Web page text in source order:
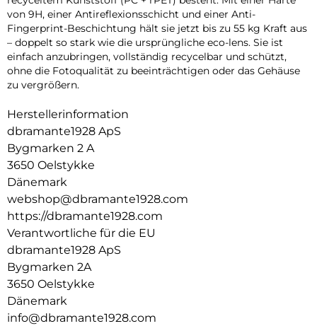
von 9H, einer Antireflexionsschicht und einer Anti-
Fingerprint-Beschichtung hält sie jetzt bis zu 55 kg Kraft aus
– doppelt so stark wie die ursprüngliche eco-lens. Sie ist
einfach anzubringen, vollständig recycelbar und schützt,
ohne die Fotoqualität zu beeinträchtigen oder das Gehäuse
zu vergrößern.
Herstellerinformation
dbramante1928 ApS
Bygmarken 2 A
3650 Oelstykke
Dänemark
webshop@dbramante1928.com
https://dbramante1928.com
Verantwortliche für die EU
dbramante1928 ApS
Bygmarken 2A
3650 Oelstykke
Dänemark
info@dbramante1928.com